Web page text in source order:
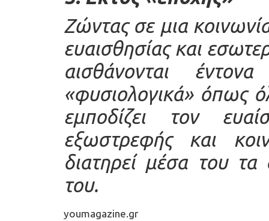
Ζώντας σε μια
ευαισθησίας και
αισθάνονται
«φυσιολογικά» όπως
εμποδίζει τον
εξωστρεφής και
διατηρεί μέσα του
του.
youmagazine.gr